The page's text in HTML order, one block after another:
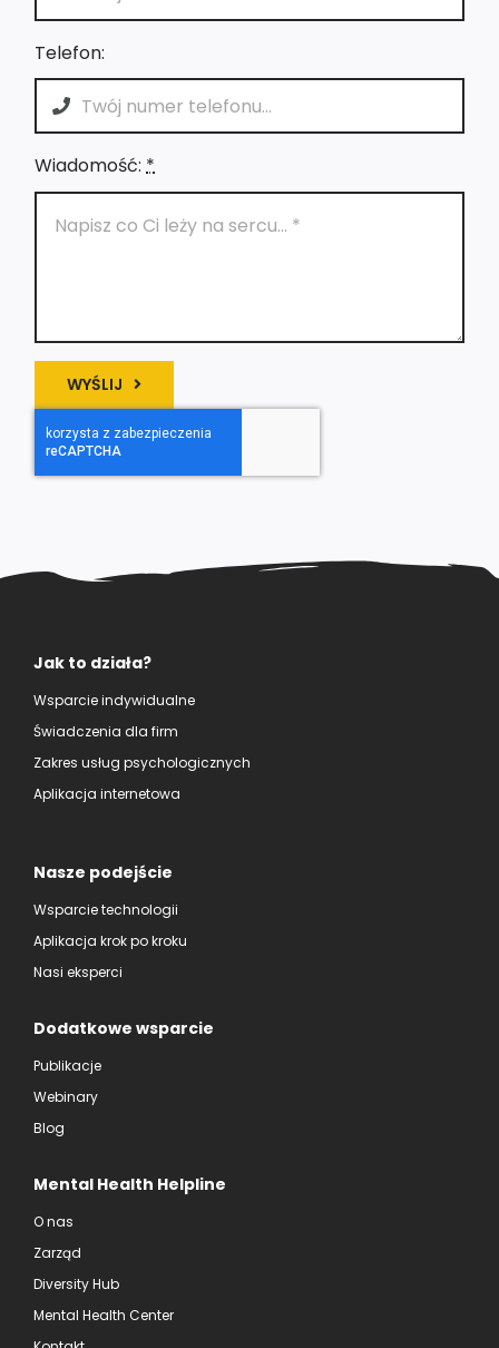
Telefon:
Wiadomość:*
WYŚLIJ
Jak to działa?
Wsparcie indywidualne
Świadczenia dla firm
Zakres usług psychologicznych
Aplikacja internetowa
Nasze podejście
Wsparcie technologii
Aplikacja krok po kroku
Nasi eksperci
Dodatkowe wsparcie
Publikacje
Webinary
Blog
Mental Health Helpline
O nas
Zarząd
Diversity Hub
Mental Health Center